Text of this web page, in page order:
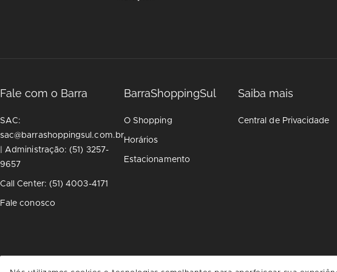
Fale com o Barra
SAC:
sac@barrashoppingsul.com.br
| Administração: (51) 3257-
9657
Call Center: (51) 4003-4171
Fale conosco
BarraShoppingSul
O Shopping
Horários
Estacionamento
Saiba mais
Central de Privacidade